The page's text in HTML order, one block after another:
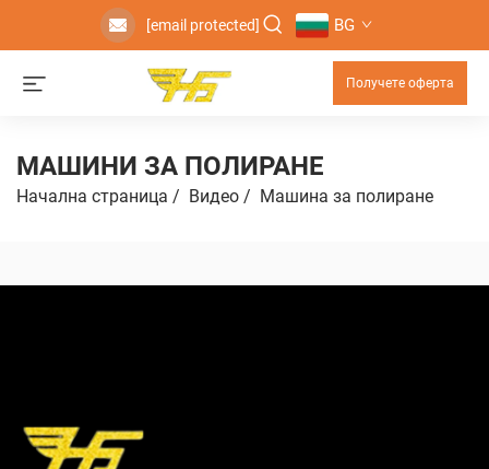
[email protected] BG
Получете оферта
МАШИНИ ЗА ПОЛИРАНЕ
Начална страница / Видео / Машинa зa пoлирaне